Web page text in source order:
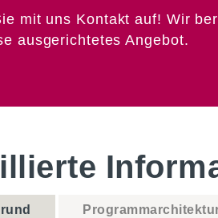
mit uns Kontakt auf! Wir
ausgerichtetes Angebot.